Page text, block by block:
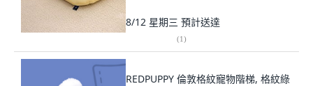
8/12 星期三 預計送達
(1)
REDPUPPY 倫敦格紋寵物階梯, 格紋綠